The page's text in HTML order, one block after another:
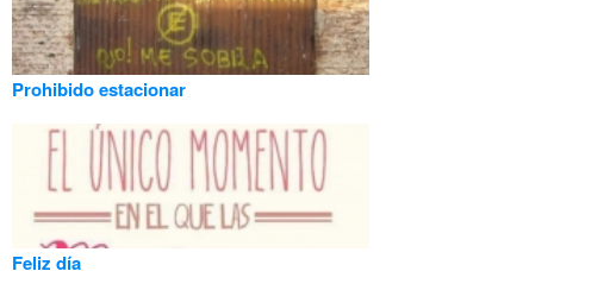
Prohibido estacionar
Feliz día